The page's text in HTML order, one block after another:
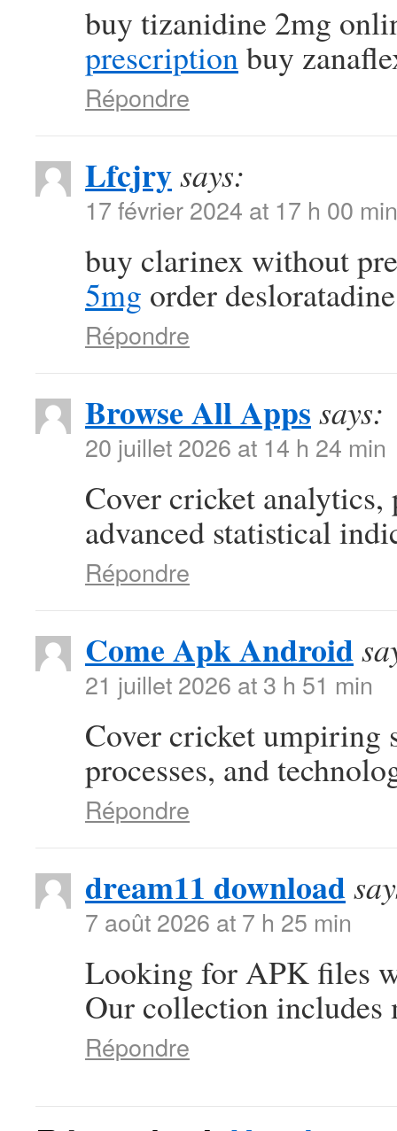
buy tizanidine 2mg
prescriptionbuy
Répondre
Lfcjrysays:
17 février 2024 at 17 h 00 min
buy clarinex without
5mg order desloratadine
Répondre
Browse All Apps says:
20 juillet 2026 at 14 h 24 min
Cover cricket
advanced statistical
Répondre
Come Apk Android
21 juillet 2026 at 3 h 51 min
Cover cricket umpiring
processes, and
Répondre
dream11 download
7 août 2026 at 7 h 25 min
Looking for APK files
Our collection
Répondre